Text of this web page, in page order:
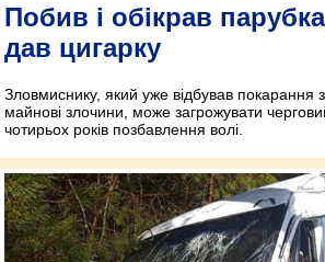
Побив і обікрав
дав цигарку
Зловмиснику, який уже відбував покарання
майнові злочини, може загрожувати
чотирьох років позбавлення волі.